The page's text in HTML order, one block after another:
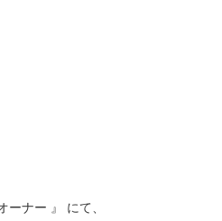
ーナー 』 にて、